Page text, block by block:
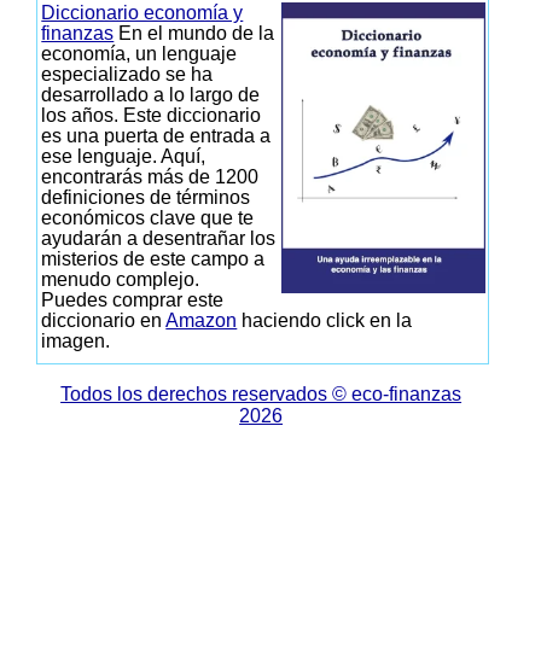
Diccionario economía y
finanzas En el mundo de la
economía, un lenguaje
especializado se ha
desarrollado a lo largo de
los años. Este diccionario
es una puerta de entrada a
ese lenguaje. Aquí,
encontrarás más de 1200
definiciones de términos
económicos clave que te
ayudarán a desentrañar los
misterios de este campo a
menudo complejo.
Puedes comprar este
diccionario enAmazon haciendo click en la
imagen.
Todos los derechos reservados © eco-finanzas
2026